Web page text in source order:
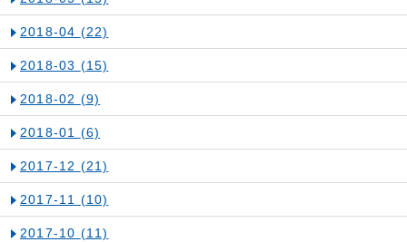
2018-04 (22)
2018-03 (15)
2018-02 (9)
2018-01 (6)
2017-12 (21)
2017-11 (10)
2017-10 (11)